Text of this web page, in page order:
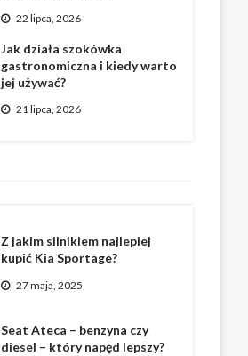
22 lipca, 2026
Jak działa szokówka
gastronomiczna i kiedy warto
jej używać?
21 lipca, 2026
Z jakim silnikiem najlepiej
kupić Kia Sportage?
27 maja, 2025
Seat Ateca – benzyna czy
diesel – który napęd lepszy?